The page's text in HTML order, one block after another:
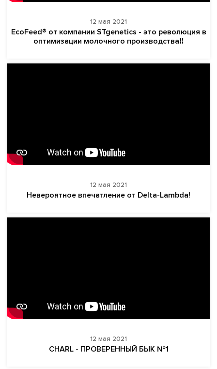
12 мая 2021
EcoFeed® от компании STgenetics - это революция в
оптимизации молочного производства‼
12 мая 2021
Невероятное впечатление от Delta-Lambda!
12 мая 2021
CHARL - ПРОВЕРЕННЫЙ БЫК №1